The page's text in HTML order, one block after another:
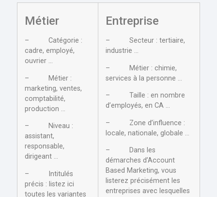
Métier
– Catégorie :
cadre, employé,
ouvrier …
– Métier :
marketing, ventes,
comptabilité,
production …
– Niveau :
assistant,
responsable,
dirigeant …
– Intitulés
précis : listez ici
toutes les variantes
Entreprise
– Secteur : tertiaire,
industrie …
– Métier : chimie,
services à la personne …
– Taille : en nombre
d’employés, en CA …
– Zone d’influence :
locale, nationale, globale …
– Dans les
démarches d’Account
Based Marketing, vous
listerez précisément les
entreprises avec lesquelles